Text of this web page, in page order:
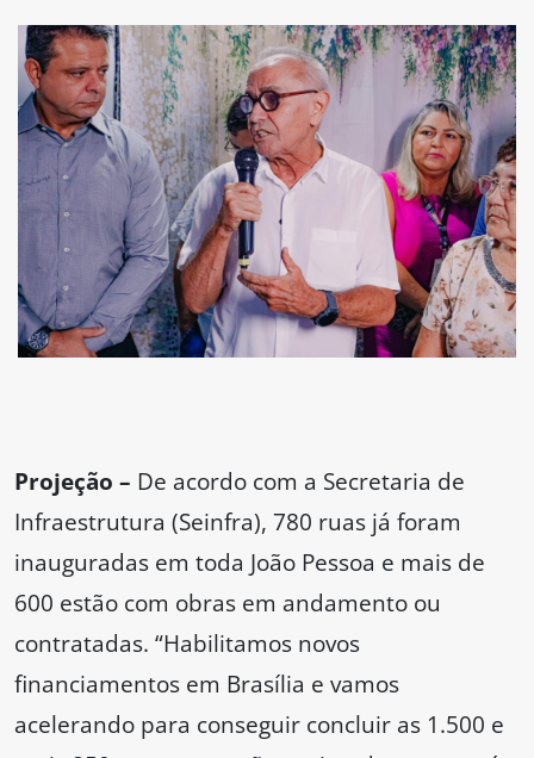
Projeção – De acordo com a Secretaria de
Infraestrutura (Seinfra), 780 ruas já foram
inauguradas em toda João Pessoa e mais de
600 estão com obras em andamento ou
contratadas. “Habilitamos novos
financiamentos em Brasília e vamos
acelerando para conseguir concluir as 1.500 e